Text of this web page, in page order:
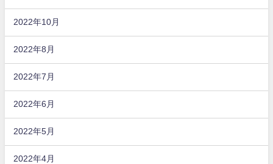
2022年10月
2022年8月
2022年7月
2022年6月
2022年5月
2022年4月